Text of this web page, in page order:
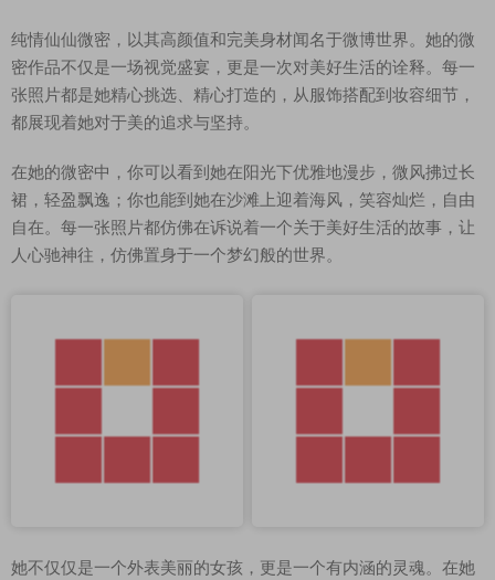
纯情仙仙微密，以其高颜值和完美身材闻名于微博世界。她的微
密作品不仅是一场视觉盛宴，更是一次对美好生活的诠释。每一
张照片都是她精心挑选、精心打造的，从服饰搭配到妆容细节，
都展现着她对于美的追求与坚持。
在她的微密中，你可以看到她在阳光下优雅地漫步，微风拂过长
裙，轻盈飘逸；你也能到她在沙滩上迎着海风，笑容灿烂，自由
自在。每一张照片都仿佛在诉说着一个关于美好生活的故事，让
人心驰神往，仿佛置身于一个梦幻般的世界。
她不仅仅是一个外表美丽的女孩，更是一个有内涵的灵魂。在她